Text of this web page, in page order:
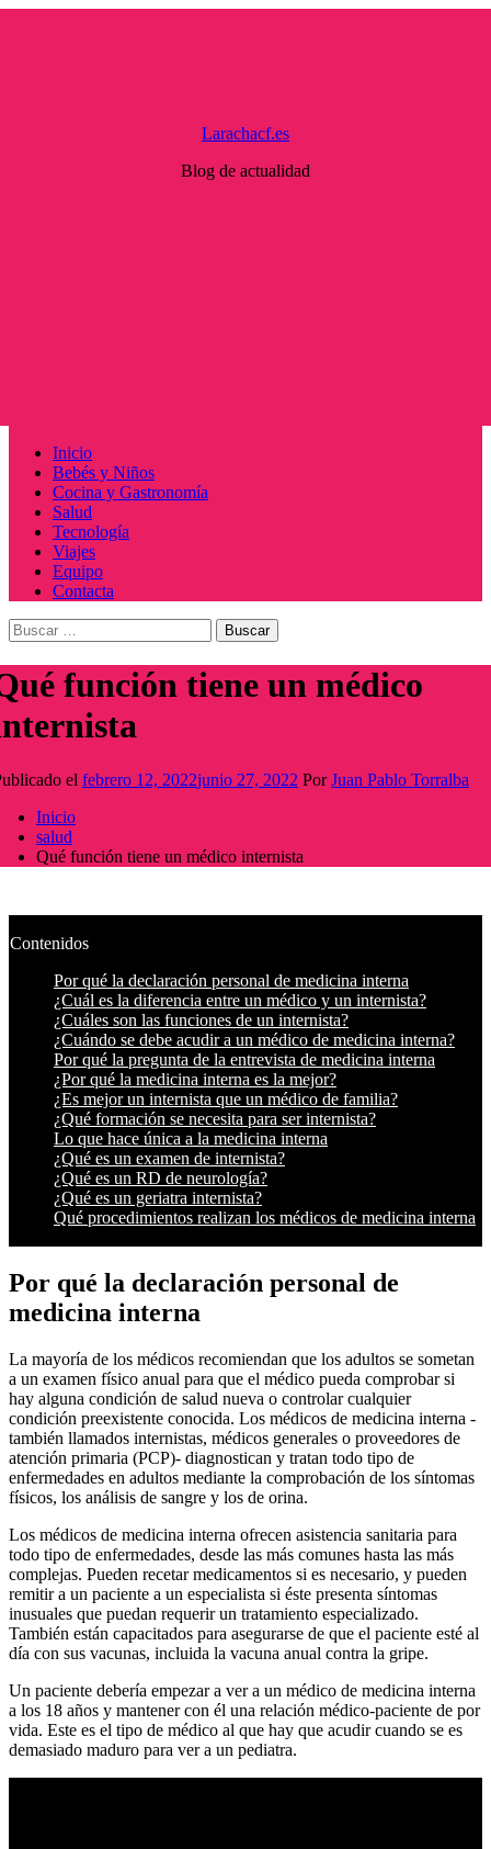
Larachacf.es
Blog de actualidad
Menú
principal
Inicio
Bebés y Niños
Cocina y Gastronomía
Salud
Tecnología
Viajes
Equipo
Contacta
Buscar:
función tiene un médico
el febrero 12, 2022junio 27, 2022 PorJuan Pablo Torralba
Inicio
salud
Qué función tiene un médico internista
Contenidos
Por qué la declaración personal de medicina interna
¿Cuál es la diferencia entre un médico y un internista?
¿Cuáles son las funciones de un internista?
¿Cuándo se debe acudir a un médico de medicina interna?
Por qué la pregunta de la entrevista de medicina interna
¿Por qué la medicina interna es la mejor?
¿Es mejor un internista que un médico de familia?
¿Qué formación se necesita para ser internista?
Lo que hace única a la medicina interna
¿Qué es un examen de internista?
¿Qué es un RD de neurología?
¿Qué es un geriatra internista?
Qué procedimientos realizan los médicos de medicina interna
Por qué la declaración personal de
medicina interna
La mayoría de los médicos recomiendan que los adultos se sometan
a un examen físico anual para que el médico pueda comprobar si
hay alguna condición de salud nueva o controlar cualquier
condición preexistente conocida. Los médicos de medicina interna -
también llamados internistas, médicos generales o proveedores de
atención primaria (PCP)- diagnostican y tratan todo tipo de
enfermedades en adultos mediante la comprobación de los síntomas
físicos, los análisis de sangre y los de orina.
Los médicos de medicina interna ofrecen asistencia sanitaria para
todo tipo de enfermedades, desde las más comunes hasta las más
complejas. Pueden recetar medicamentos si es necesario, y pueden
remitir a un paciente a un especialista si éste presenta síntomas
inusuales que puedan requerir un tratamiento especializado.
También están capacitados para asegurarse de que el paciente esté al
día con sus vacunas, incluida la vacuna anual contra la gripe.
Un paciente debería empezar a ver a un médico de medicina interna
a los 18 años y mantener con él una relación médico-paciente de por
vida. Este es el tipo de médico al que hay que acudir cuando se es
demasiado maduro para ver a un pediatra.